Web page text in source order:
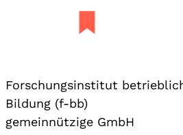
Forschungsinstitut
Bildung (f-bb)
gemeinnützige GmbH